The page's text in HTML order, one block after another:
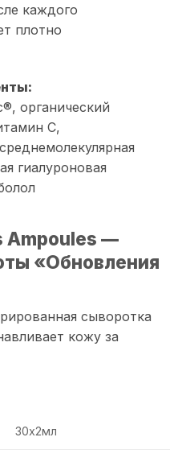
каждого
плотно
органический
С,
гиалуроновая
Ampoules —
«Обновления
сыворотка
кожу за
30х2мл